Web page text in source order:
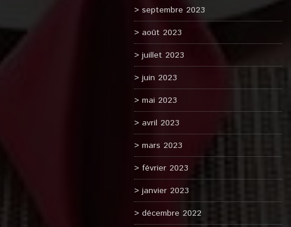
septembre 2023
août 2023
juillet 2023
juin 2023
mai 2023
avril 2023
mars 2023
février 2023
janvier 2023
décembre 2022